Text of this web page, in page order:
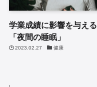
学業成績に影響を与える
「夜間の睡眠」
2023.02.27 健康